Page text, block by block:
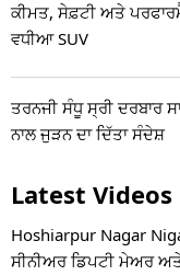
ਕੀਮਤ, ਸੇਫ਼ਟੀ ਅਤੇ
ਵਧੀਆ SUV
ਤਰਨਜੀ ਸੰਧੂ ਸ੍ਰੀ ਦਰਬਾਰ
ਨਾਲ ਜੁੜਨ ਦਾ ਦਿੱਤਾ ਸੰਦੇਸ਼
Latest Videos
Hoshiarpur Nagar
ਸੀਨੀਅਰ ਡਿਪਟੀ ਮੇਅਰ